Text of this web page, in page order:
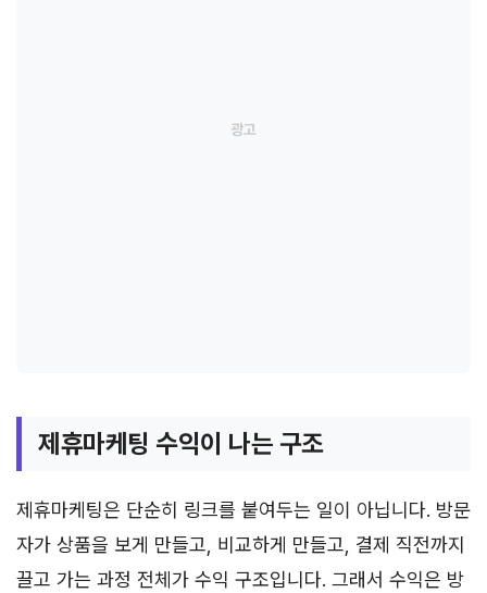
제휴마케팅 수익이 나는 구조
제휴마케팅은 단순히 링크를 붙여두는 일이 아닙니다. 방문
자가 상품을 보게 만들고, 비교하게 만들고, 결제 직전까지
끌고 가는 과정 전체가 수익 구조입니다. 그래서 수익은 방